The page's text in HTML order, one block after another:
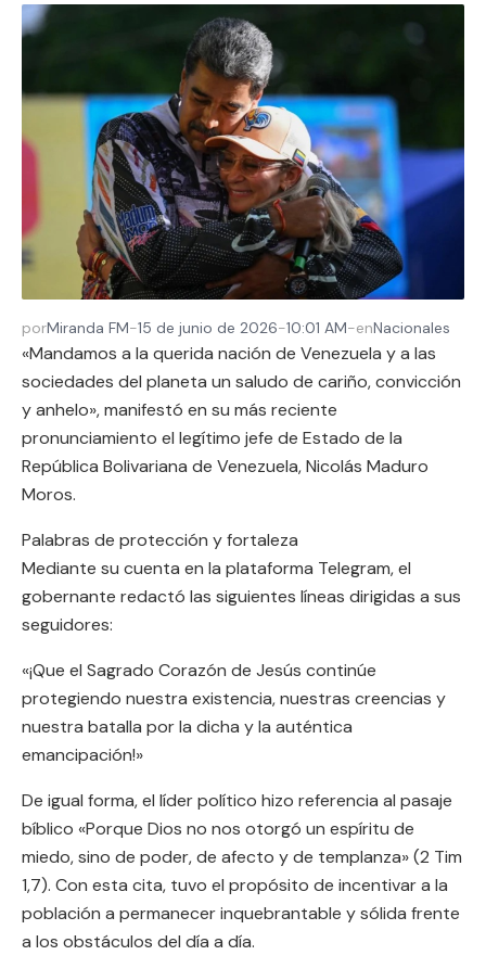
porMiranda FM-15 de junio de 2026-10:01 AM-enNacionales
«Mandamos a la querida nación de Venezuela y a las
sociedades del planeta un saludo de cariño, convicción
y anhelo», manifestó en su más reciente
pronunciamiento el legítimo jefe de Estado de la
República Bolivariana de Venezuela, Nicolás Maduro
Moros.
Palabras de protección y fortaleza
Mediante su cuenta en la plataforma Telegram, el
gobernante redactó las siguientes líneas dirigidas a sus
seguidores:
«¡Que el Sagrado Corazón de Jesús continúe
protegiendo nuestra existencia, nuestras creencias y
nuestra batalla por la dicha y la auténtica
emancipación!»
De igual forma, el líder político hizo referencia al pasaje
bíblico «Porque Dios no nos otorgó un espíritu de
miedo, sino de poder, de afecto y de templanza» (2 Tim
1,7). Con esta cita, tuvo el propósito de incentivar a la
población a permanecer inquebrantable y sólida frente
a los obstáculos del día a día.